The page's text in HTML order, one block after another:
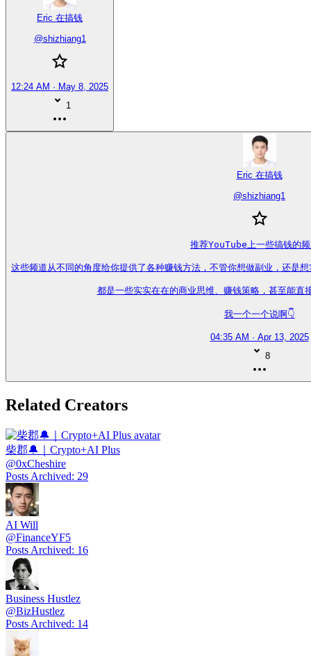
Eric 在搞钱
@shizhiang1
12:24 AM · May 8, 2025
1
Eric 在搞钱
@shizhiang1
推荐YouTube上一些搞钱的
这些频道从不同的角度给你提供了各种赚钱方法，不管你想做副业，还是
都是一些实实在在的商业思维、赚钱策略，甚至能直
我一个一个说啊👇
04:35 AM · Apr 13, 2025
8
Related Creators
柴郡🔔｜Crypto+AI Plus
@0xCheshire
Posts Archived: 29
AI Will
@FinanceYF5
Posts Archived: 16
Business Hustlez
@BizHustlez
Posts Archived: 14